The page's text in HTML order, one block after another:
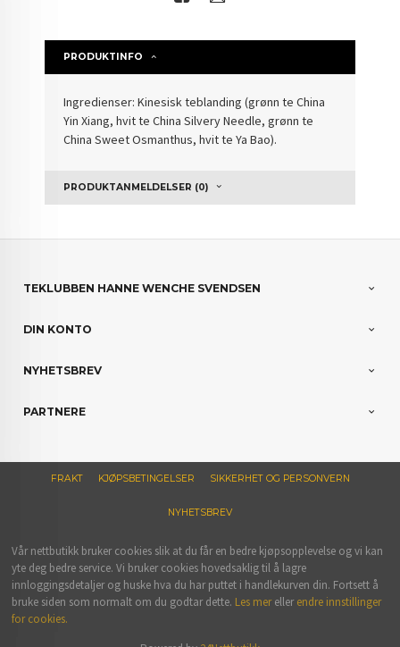
PRODUKTINFO
Ingredienser: Kinesisk teblanding (grønn te China
Yin Xiang, hvit te China Silvery Needle, grønn te
China Sweet Osmanthus, hvit te Ya Bao).
PRODUKTANMELDELSER (0)
TEKLUBBEN HANNE WENCHE SVENDSEN
DIN KONTO
NYHETSBREV
PARTNERE
FRAKT KJØPSBETINGELSER SIKKERHET OG PERSONVERN
NYHETSBREV
Vår nettbutikk bruker cookies slik at du får en bedre kjøpsopplevelse og vi kan
yte deg bedre service. Vi bruker cookies hovedsaklig til å lagre
innloggingsdetaljer og huske hva du har puttet i handlekurven din. Fortsett å
bruke siden som normalt om du godtar dette. Les merellerendre innstillinger
for cookies.